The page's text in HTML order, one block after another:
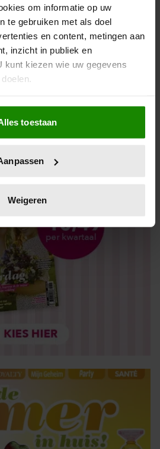
om informatie op uw
te gebruiken met als doel
en content, metingen aan
inzicht in publiek en
kunt kiezen wie uw gegevens
we ook graag:
over uw geografische locatie,
nauwkeurig kan zijn
(fingerprinting)
in het
content en advertenties te
voor social media te bieden
te analyseren. Ook delen we
van onze site met onze
adverteren en analyse. Deze
heeft verstrekt of die ze hebben
cookies als u onze website blijft
toestaan
Weigeren
ligt nu in de winkel
lezen